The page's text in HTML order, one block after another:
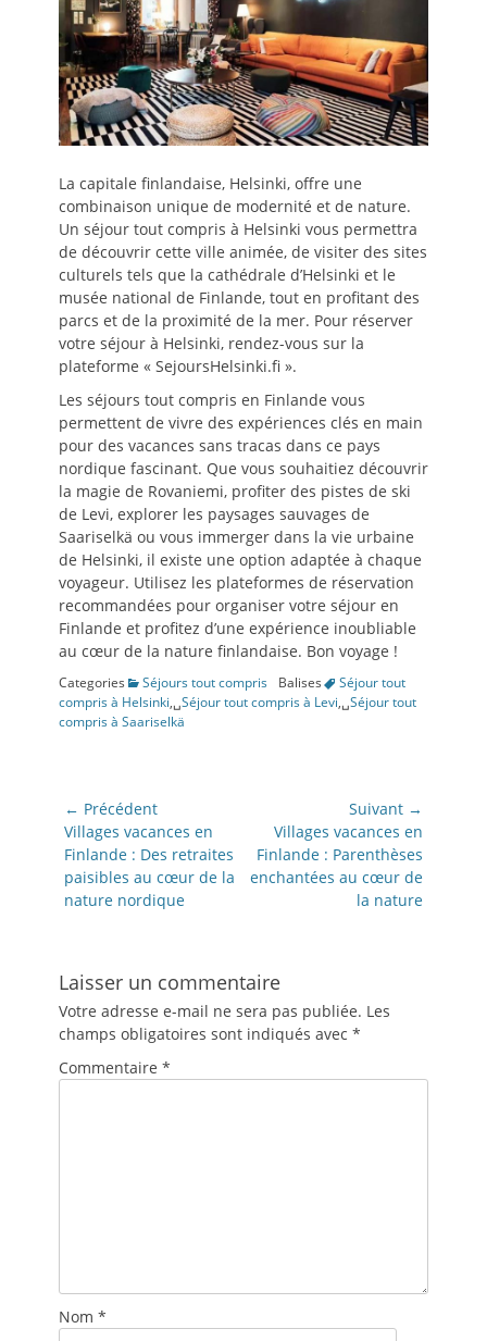
La capitale finlandaise, Helsinki, offre une
combinaison unique de modernité et de nature.
Un séjour tout compris à Helsinki vous permettra
de découvrir cette ville animée, de visiter des sites
culturels tels que la cathédrale d’Helsinki et le
musée national de Finlande, tout en profitant des
parcs et de la proximité de la mer. Pour réserver
votre séjour à Helsinki, rendez-vous sur la
plateforme « SejoursHelsinki.fi ».
Les séjours tout compris en Finlande vous
permettent de vivre des expériences clés en main
pour des vacances sans tracas dans ce pays
nordique fascinant. Que vous souhaitiez découvrir
la magie de Rovaniemi, profiter des pistes de ski
de Levi, explorer les paysages sauvages de
Saariselkä ou vous immerger dans la vie urbaine
de Helsinki, il existe une option adaptée à chaque
voyageur. Utilisez les plateformes de réservation
recommandées pour organiser votre séjour en
Finlande et profitez d’une expérience inoubliable
au cœur de la nature finlandaise. Bon voyage !
Categories Séjours tout compris Balises
Séjour tout
compris à Helsinki,␣Séjour tout compris à Levi,␣Séjour tout
compris à Saariselkä
Navigation
de
l’article
← Précédent
Article
précédent:
Villages vacances en
Finlande : Des retraites
paisibles au cœur de la
nature nordique
Suivant →
Article
suivant:
Villages vacances en
Finlande : Parenthèses
enchantées au cœur de
la nature
Laisser un commentaire
Votre adresse e-mail ne sera pas publiée. Les
champs obligatoires sont indiqués avec *
Commentaire *
Nom *